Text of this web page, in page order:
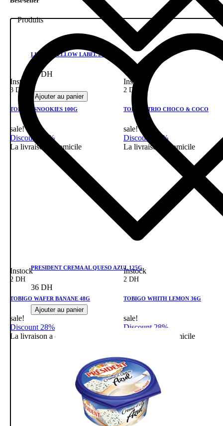
Instock
3 DH
TOBIGO SNOOKIES 100G
sale!
Discount 28%
La livraison a domicile
Instock
2 DH
TOBIGO TRIO CHOCO & COCO
sale!
Discount 28%
La livraison a domicile
Instock
2 DH
TOBIGO WAFER BANANE 48G
sale!
Discount 28%
La livraison a domicile
Instock
2 DH
TOBIGO WHITH LEMON 36G
sale!
Discount 28%
La livraison a domicile
Produits
LIPTON YELLOW LABEL 200G
43 DH
Ajouter au panier
PRESIDENT CREMA AL QUESO AZUL 125G
36 DH
Ajouter au panier